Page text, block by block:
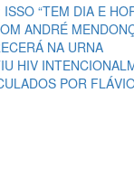
“TEM DIA E
ANDRÉ
NA URNA
HIV
POR